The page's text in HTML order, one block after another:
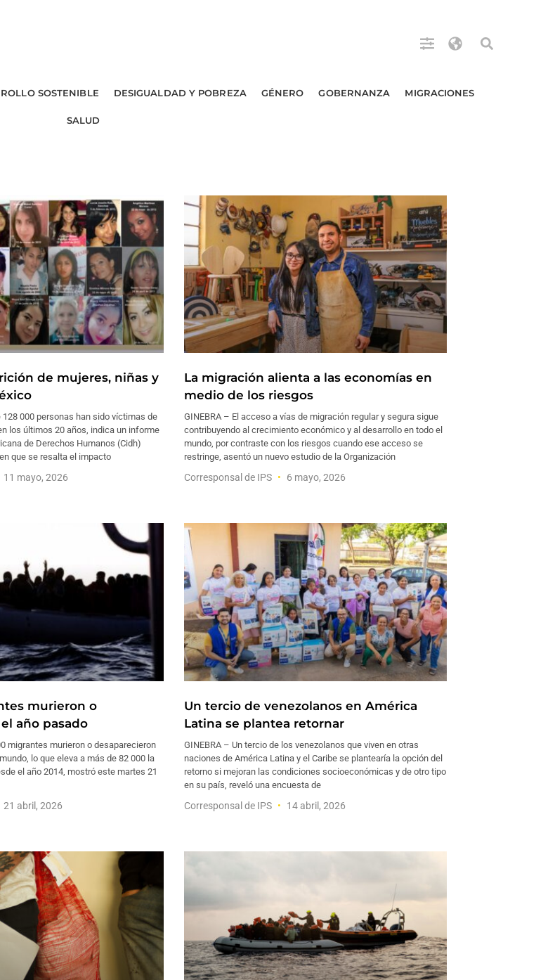
SOSTENIBLE DESIGUALDAD Y POBREZA GÉNERO GOBERNANZA MIGRACIONES
SALUD
de mujeres, niñas y
000 personas han sido víctimas de
los últimos 20 años, indica un informe
de Derechos Humanos (Cidh)
que se resalta el impacto
11 mayo, 2026
La migración alienta a las economías en
medio de los riesgos
GINEBRA – El acceso a vías de migración regular y segura sigue
contribuyendo al crecimiento económico y al desarrollo en todo el
mundo, por contraste con los riesgos cuando ese acceso se
restringe, asentó un nuevo estudio de la Organización
Corresponsal de IPS 6 mayo, 2026
murieron o
año pasado
migrantes murieron o desaparecieron
lo que eleva a más de 82 000 la
el año 2014, mostró este martes 21
21 abril, 2026
Un tercio de venezolanos en América
Latina se plantea retornar
GINEBRA – Un tercio de los venezolanos que viven en otras
naciones de América Latina y el Caribe se plantearía la opción del
retorno si mejoran las condiciones socioeconómicas y de otro tipo
en su país, reveló una encuesta de
Corresponsal de IPS 14 abril, 2026